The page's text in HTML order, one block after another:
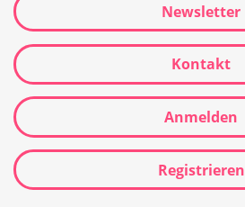
Newsletter
Kontakt
Anmelden
Registrieren